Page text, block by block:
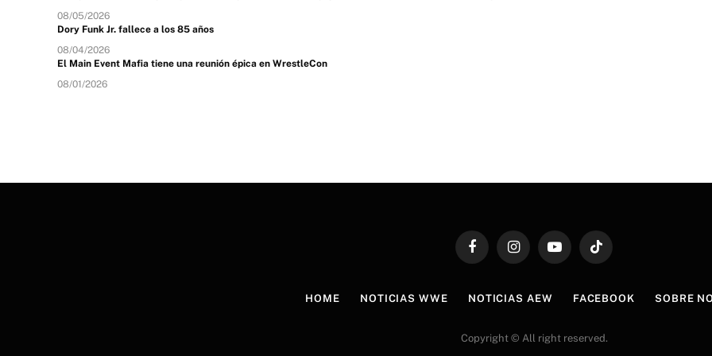
08/05/2026
Dory Funk Jr. fallece a los 85 años
08/04/2026
El Main Event Mafia tiene una reunión épica en WrestleCon
08/01/2026
FacebookInstagramYouTubeTikTok
HOME NOTICIAS WWE NOTICIAS AEW FACEBOOK SOBRE
Copyright © All right reserved.